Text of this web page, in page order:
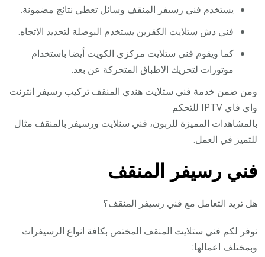
يستخدم فني رسيفر المنقف وسائل تعطي نتائج مضمونة.
فني دش ستلايت الكقرين يستخدم البوصلة لتحديد الاتجاه.
كما ويقوم فني ستلايت مركزي الكويت أيضا باستخدام
موتورات لتحريك الاطباق المتحركة عن بعد.
ومن ضمن خدمة فني ستلايت هندي المنقف تركيب رسيفر انترنت
واي فاي IPTV للتحكم
بالمشاهدات المميزة للزبون، فني سنلايت ورسيفر بالمنقف مثال
للتميز في العمل.
فني رسيفر المنقف
هل تريد التعامل مع فني رسيفر المنقف؟
نوفر لكم فني ستلايت المنقف المختص بكافة انواع الرسيفرات
وبمختلف اعمالها: